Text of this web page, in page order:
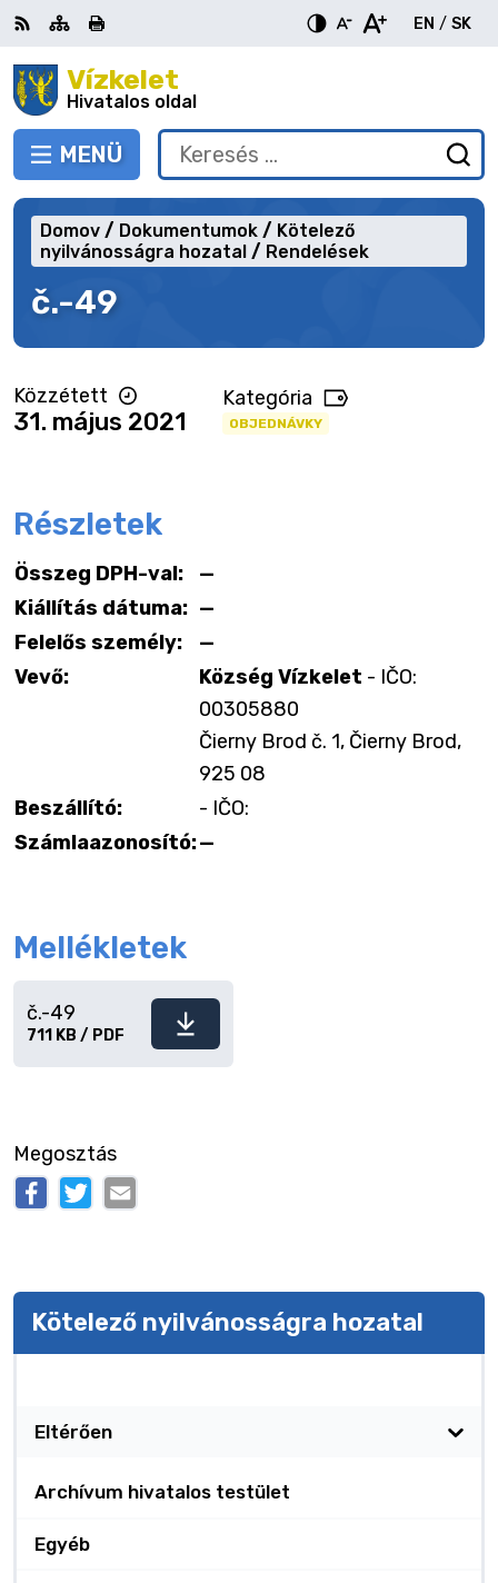
Ugrás
a
tartalomraVízkelet
Hivatalos oldal
VÁLTÁS
MENÜ
RSS Oldaltérkép
Nyomtatás
EN
English
/ SK
Keresés:
be
a
č.-49
Domov Dokumentumok
Kötelező
nyilvánosságra hozatal
Rendelések
Közzétett
31. május 2021
Kategória
OBJEDNÁVKY
Részletek
Összeg DPH-val:
—
Kiállítás dátuma: —
Felelős személy:
—
Vevő:
Község Vízkelet - IČO:
00305880
Čierny Brod č. 1, Čierny Brod,
925 08
Beszállító:
- IČO:
Számlaazonosító:—
Mellékletek
Fájl
č.-49
711 KB / PDF
Megosztás
Kötelező nyilvánosságra hozatal
Eltérően
Archívum hivatalos testület
Egyéb